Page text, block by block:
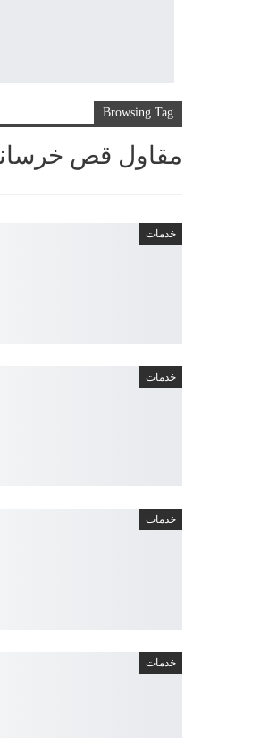
Browsing Tag
مقاول قص
خدمات
خدمات
خدمات
خدمات